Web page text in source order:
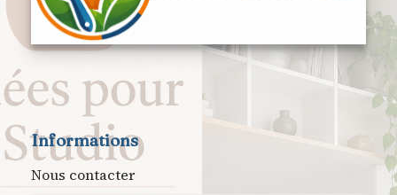
Informations
Nous contacter